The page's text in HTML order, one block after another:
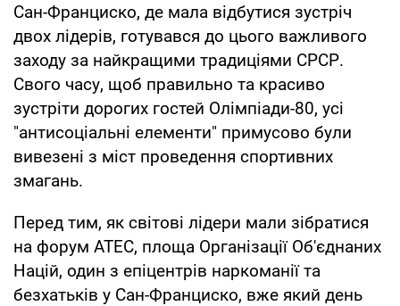
Сан-Франциско, де мала відбутися зустріч
двох лідерів, готувався до цього важливого
заходу за найкращими традиціями СРСР.
Свого часу, щоб правильно та красиво
зустріти дорогих гостей Олімпіади-80, усі
"антисоціальні елементи" примусово були
вивезені з міст проведення спортивних
змагань.
Перед тим, як світові лідери мали зібратися
на форум АТЕС, площа Організації Об'єднаних
Націй, один з епіцентрів наркоманії та
безхатьків у Сан-Франциско, вже який день